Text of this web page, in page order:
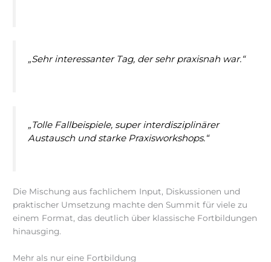
„Sehr interessanter Tag, der sehr praxisnah war.“
„Tolle Fallbeispiele, super interdisziplinärer
Austausch und starke Praxisworkshops.“
Die Mischung aus fachlichem Input, Diskussionen und
praktischer Umsetzung machte den Summit für viele zu
einem Format, das deutlich über klassische Fortbildungen
hinausging.
Mehr als nur eine Fortbildung